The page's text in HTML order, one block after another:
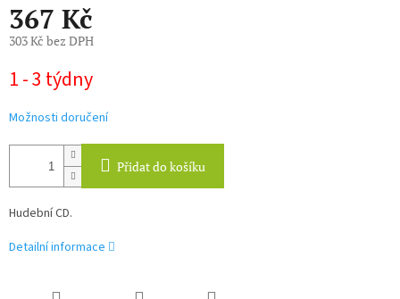
367 Kč
303 Kč bez DPH
cena:
1 - 3 týdny
Možnosti doručení
Přidat do košíku
Hudební CD.
Detailní informace